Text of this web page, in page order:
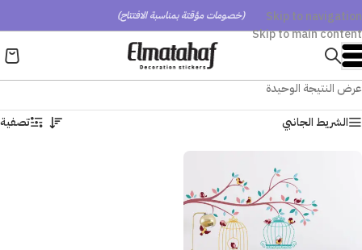
Skip to navigation
Skip to main content
(خصومات مؤقتة بمناسبة الافتتاح)
عرض النتيجة الوحيدة
الشريط الجانبي
تصفية